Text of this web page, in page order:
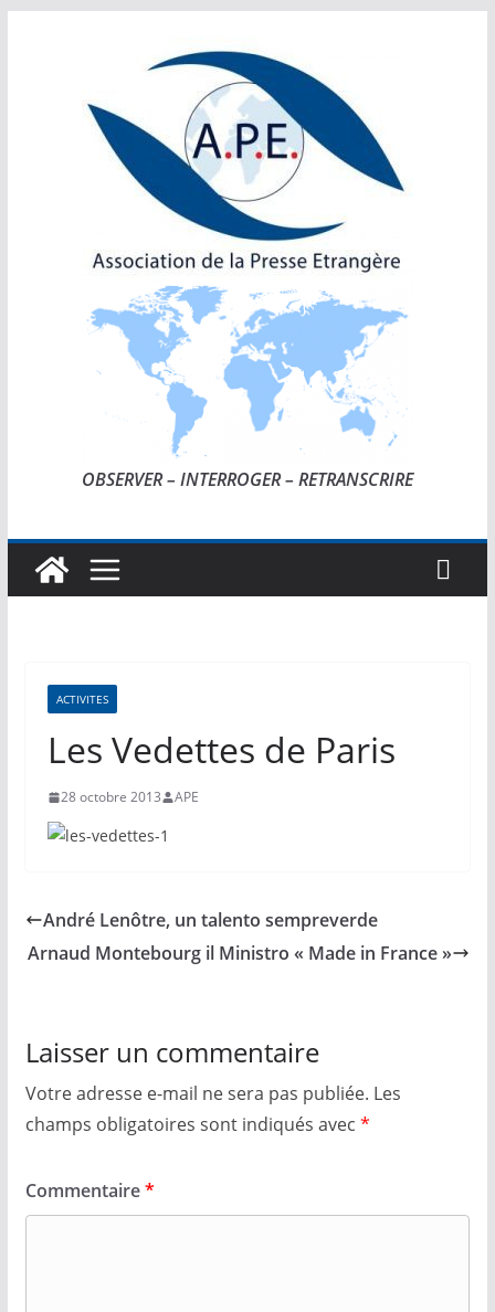
OBSERVER – INTERROGER – RETRANSCRIRE
ACTIVITES
Les Vedettes de Paris
28 octobre 2013 APE
André Lenôtre, un talento sempreverde
Arnaud Montebourg il Ministro « Made in France »
Laisser un commentaire
Votre adresse e-mail ne sera pas publiée. Les
champs obligatoires sont indiqués avec *
Commentaire*